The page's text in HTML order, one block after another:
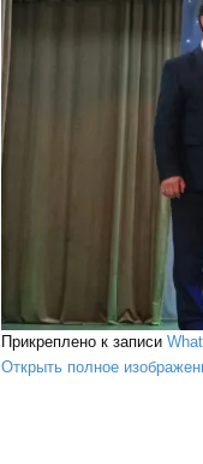
Прикреплено к записи
Открыть полное